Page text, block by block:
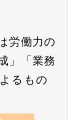
労働力の
」「業務
るもの